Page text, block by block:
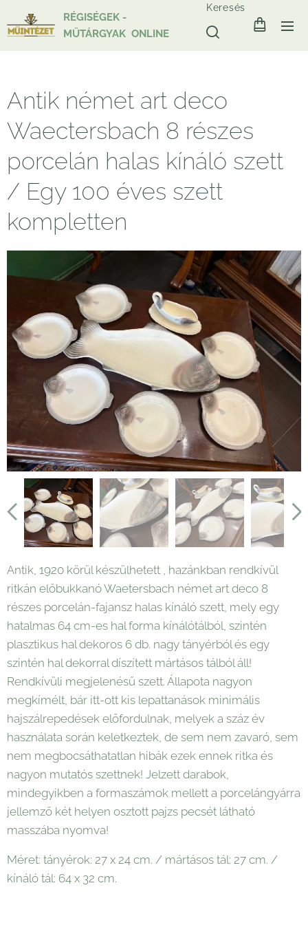
RÉGISÉGEK -
MŰTÁRGYAK ONLINE
Keresés
Antik német art deco
Waectersbach 8 részes
porcelán halas kínáló szett
/ Egy 100 éves szett
kompletten
Antik, 1920 körül készülhetett , hazánkban rendkívül
ritkán előbukkanó Waetersbach német art deco 8
részes porcelán-fajansz halas kínáló szett, mely egy
hatalmas 64 cm-es hal forma kínálótálból, szintén
plasztikus hal dekoros 6 db. nagy tányérból és egy
szintén hal dekorral díszített mártásos tálból áll!
Rendkívüli megjelenésű szett. Állapota nagyon
megkímélt, bár itt-ott kis lepattanások minimális
hajszálrepedések előfordulnak, melyek a száz év
használata során keletkeztek, de sem nem zavaró, sem
nem megbocsáthatatlan hibák ezek ennek ritka és
nagyon mutatós szettnek! Jelzett darabok,
mindegyikben a formaszámok mellett a porcelángyárra
jellemző két helyen osztott pajzs pecsét látható
masszába nyomva!
Méret: tányérok: 27 x 24 cm. / mártásos tál: 27 cm. /
kínáló tál: 64 x 32 cm.